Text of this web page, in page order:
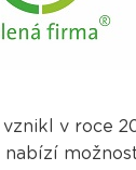
v roce
nabízí